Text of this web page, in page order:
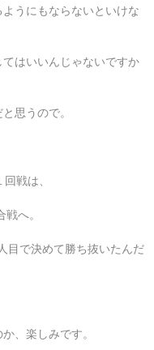
うにもならないといけな
はいいんじゃないですか
思うので。
戦は、
へ。
目で決めて勝ち抜いたんだ
、楽しみです。